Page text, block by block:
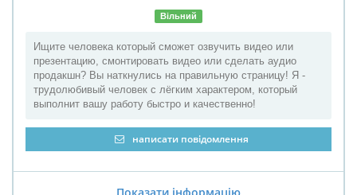
Вільний
Ищите человека который сможет озвучить видео или
презентацию, смонтировать видео или сделать аудио
продакшн? Вы наткнулись на правильную страницу! Я -
трудолюбивый человек с лёгким характером, который
выполнит вашу работу быстро и качественно!
написати повідомлення